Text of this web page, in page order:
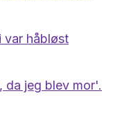
var håbløst
da jeg blev mor'.